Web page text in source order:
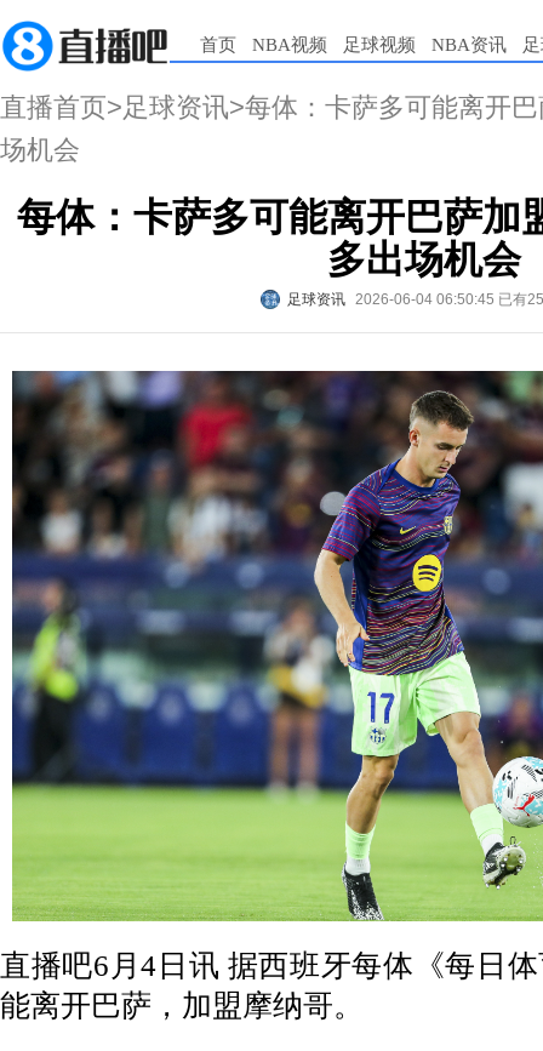
首页 NBA视频 足球视频 NBA资讯
直播首页>足球资讯>每体：卡萨多可能离开
场机会
每体：卡萨多可能离开巴萨加
多出场机会
足球资讯 2026-06-04 06:50:45 已有
直播吧6月4日讯 据西班牙每体《每日
能离开巴萨，加盟摩纳哥。